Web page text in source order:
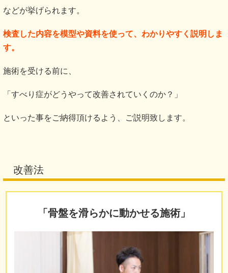
などが挙げられます。
検査した内容を模型や資料を使って、わかりやすく説明しま
す。
施術を受ける前に、
「すべり症がどうやって改善されていくのか？」
といった事をご納得頂けるよう、ご説明致します。
改善法
「骨盤を滑らかに動かせる施術」